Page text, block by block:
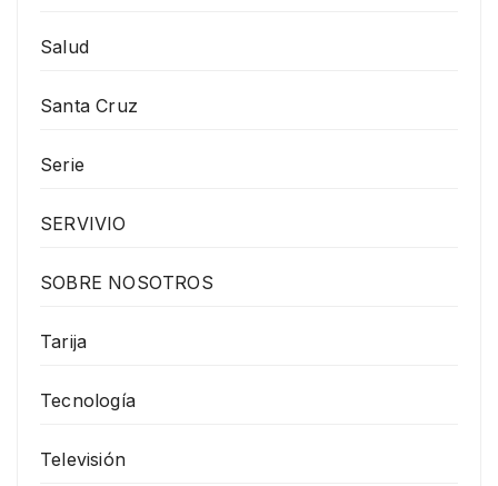
Salud
Santa Cruz
Serie
SERVIVIO
SOBRE NOSOTROS
Tarija
Tecnología
Televisión